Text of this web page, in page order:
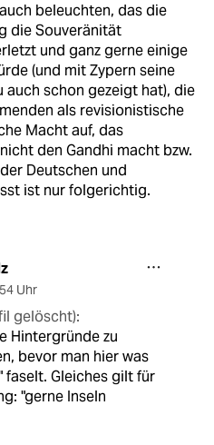
beleuchten, das die
die Souveränität
und ganz gerne einige
(und mit Zypern seine
auch schon gezeigt hat), die
als revisionistische
Macht auf, das
den Gandhi macht bzw.
Deutschen und
ist nur folgerichtig.
Uhr
gelöscht):
Hintergründe zu
bevor man hier was
faselt. Gleiches gilt für
"gerne Inseln